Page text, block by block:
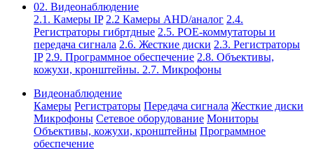
02. Видеонаблюдение
2.1. Камеры IP 2.2 Камеры AHD/аналог 2.4.
Регистраторы гибртдные 2.5. РОЕ-коммутаторы и
передача сигнала 2.6. Жесткие диски 2.3. Регистраторы
IP 2.9. Программное обеспечение 2.8. Объективы,
кожухи, кронштейны. 2.7. Микрофоны
Видеонаблюдение
Камеры Регистраторы Передача сигнала Жесткие диски
Микрофоны Сетевое оборудование Мониторы
Объективы, кожухи, кронштейны Программное
обеспечение